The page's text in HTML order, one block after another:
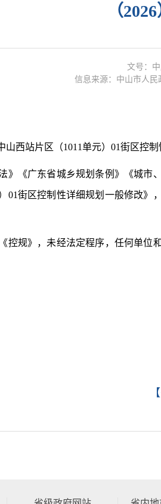
（
文号：
信息来源：中山市人民
站片区（1011单元）01街区控制
《广东省城乡规划条例》《城市
01街区控制性详细规划一般修改
规》，未经法定程序，任何单位